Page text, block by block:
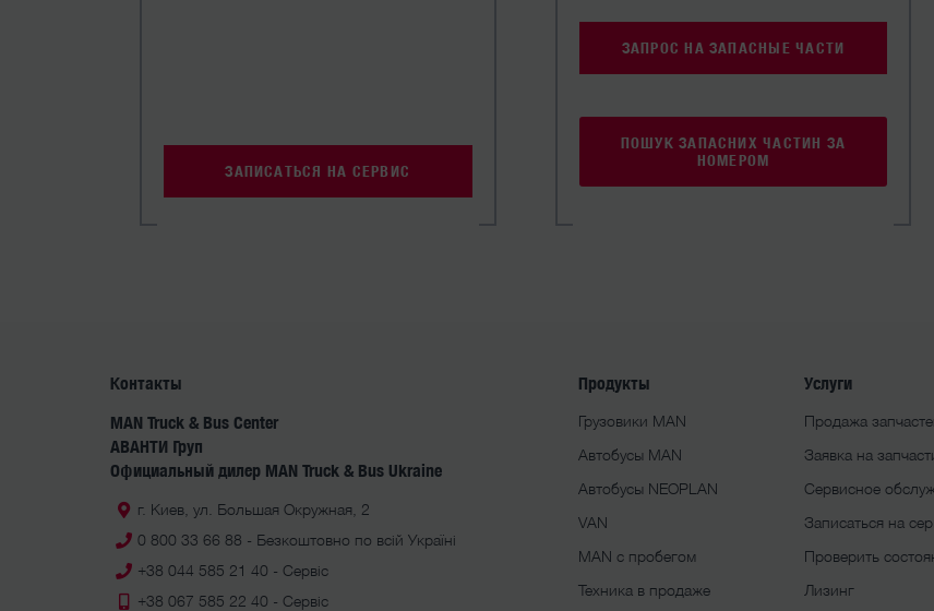
ЗАПИСАТЬСЯ НА СЕРВИС
ЗАПРОС НА ЗАПАСНЫЕ ЧАСТИ
ПОШУК ЗАПАСНИХ ЧАСТИН ЗА
НОМЕРОМ
Контакты
MAN Truck & Bus Center
АВАНТИ Груп
Официальный дилер MAN Truck & Bus Ukraine
г. Киев, ул. Большая Окружная, 2
0 800 33 66 88 - Безкоштовно по всій Україні
+38 044 585 21 40 - Сервіс
+38 067 585 22 40 - Сервіс
Продукты
Грузовики MAN
Автобусы MAN
Автобусы NEOPLAN
VAN
MAN с пробегом
Техника в продаже
Услуги
Продажа
Заявка на
Сервисное
Записаться на
Проверить
Лизинг